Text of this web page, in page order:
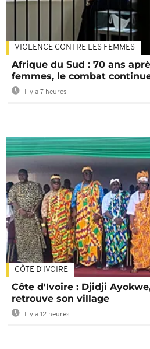
VIOLENCE CONTRE LES FEMMES
Afrique du Sud : 70 ans
femmes, le combat
Il y a 7 heures
CÔTE D'IVOIRE
Côte d'Ivoire : Djidji
retrouve son village
Il y a 12 heures